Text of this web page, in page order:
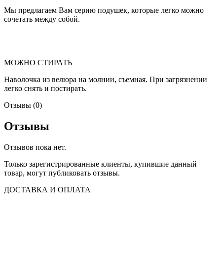
Мы предлагаем Вам серию подушек, которые легко можно
сочетать между собой.
МОЖНО СТИРАТЬ
Наволочка из велюра на молнии, съемная. При загрязнении
легко снять и постирать.
Отзывы (0)
Отзывы
Отзывов пока нет.
Только зарегистрированные клиенты, купившие данный
товар, могут публиковать отзывы.
ДОСТАВКА И ОПЛАТА